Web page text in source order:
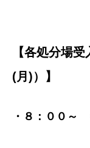
【各処分場
(月)）】
・８：００